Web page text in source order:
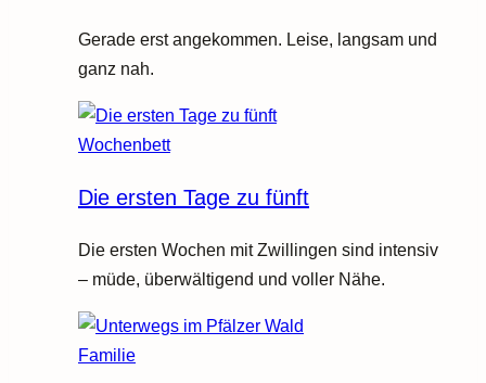
Gerade erst angekommen. Leise, langsam und
ganz nah.
Wochenbett
Die ersten Tage zu fünft
Die ersten Wochen mit Zwillingen sind intensiv
– müde, überwältigend und voller Nähe.
Familie